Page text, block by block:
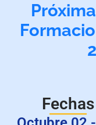
Fechas